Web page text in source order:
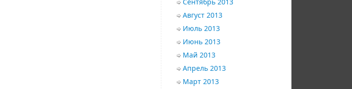
Август 2013
Июль 2013
Июнь 2013
Май 2013
Апрель 2013
Март 2013